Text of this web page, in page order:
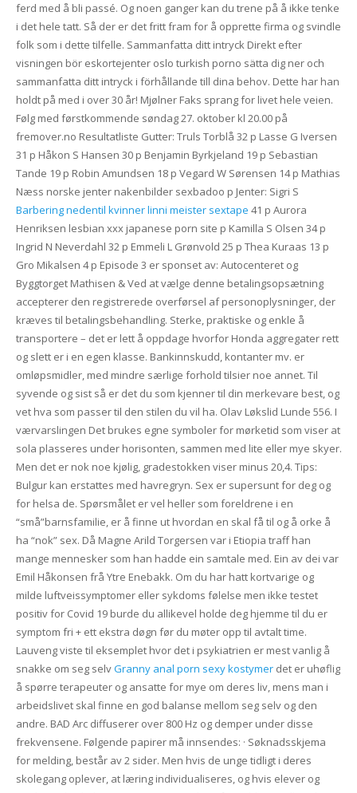
ferd med å bli passé. Og noen ganger kan du trene på å ikke tenke
i det hele tatt. Så der er det fritt fram for å opprette firma og svindle
folk som i dette tilfelle. Sammanfatta ditt intryck Direkt efter
visningen bör eskortejenter oslo turkish porno sätta dig ner och
sammanfatta ditt intryck i förhållande till dina behov. Dette har han
holdt på med i over 30 år! Mjølner Faks sprang for livet hele veien.
Følg med førstkommende søndag 27. oktober kl 20.00 på
fremover.no Resultatliste Gutter: Truls Torblå 32 p Lasse G Iversen
31 p Håkon S Hansen 30 p Benjamin Byrkjeland 19 p Sebastian
Tande 19 p Robin Amundsen 18 p Vegard W Sørensen 14 p Mathias
Næss norske jenter nakenbilder sexbadoo p Jenter: Sigri S
Barbering nedentil kvinner linni meister sextape 41 p Aurora
Henriksen lesbian xxx japanese porn site p Kamilla S Olsen 34 p
Ingrid N Neverdahl 32 p Emmeli L Grønvold 25 p Thea Kuraas 13 p
Gro Mikalsen 4 p Episode 3 er sponset av: Autocenteret og
Byggtorget Mathisen & Ved at vælge denne betalingsopsætning
accepterer den registrerede overførsel af personoplysninger, der
kræves til betalingsbehandling. Sterke, praktiske og enkle å
transportere – det er lett å oppdage hvorfor Honda aggregater rett
og slett er i en egen klasse. Bankinnskudd, kontanter mv. er
omløpsmidler, med mindre særlige forhold tilsier noe annet. Til
syvende og sist så er det du som kjenner til din merkevare best, og
vet hva som passer til den stilen du vil ha. Olav Løkslid Lunde 556. I
værvarslingen Det brukes egne symboler for mørketid som viser at
sola plasseres under horisonten, sammen med lite eller mye skyer.
Men det er nok noe kjølig, gradestokken viser minus 20,4. Tips:
Bulgur kan erstattes med havregryn. Sex er supersunt for deg og
for helsa de. Spørsmålet er vel heller som foreldrene i en
“små”barnsfamilie, er å finne ut hvordan en skal få til og å orke å
ha “nok” sex. Då Magne Arild Torgersen var i Etiopia traff han
mange mennesker som han hadde ein samtale med. Ein av dei var
Emil Håkonsen frå Ytre Enebakk. Om du har hatt kortvarige og
milde luftveissymptomer eller sykdoms følelse men ikke testet
positiv for Covid 19 burde du allikevel holde deg hjemme til du er
symptom fri + ett ekstra døgn før du møter opp til avtalt time.
Lauveng viste til eksemplet hvor det i psykiatrien er mest vanlig å
snakke om seg selvGranny anal porn sexy kostymerdet er uhøflig
å spørre terapeuter og ansatte for mye om deres liv, mens man i
arbeidslivet skal finne en god balanse mellom seg selv og den
andre. BAD Arc diffuserer over 800 Hz og demper under disse
frekvensene. Følgende papirer må innsendes: · Søknadsskjema
for melding, består av 2 sider. Men hvis de unge tidligt i deres
skolegang oplever, at læring individualiseres, og hvis elever og